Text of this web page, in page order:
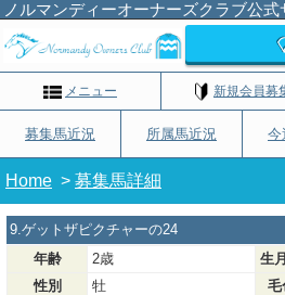
ノルマンディーオーナーズクラブ公式
メニュー 新規会員募
募集馬近況 所属馬近況 今
Home > 募集馬詳細
9.ゲットザピクチャーの24
年齢
2歳 生
性別
牡 毛